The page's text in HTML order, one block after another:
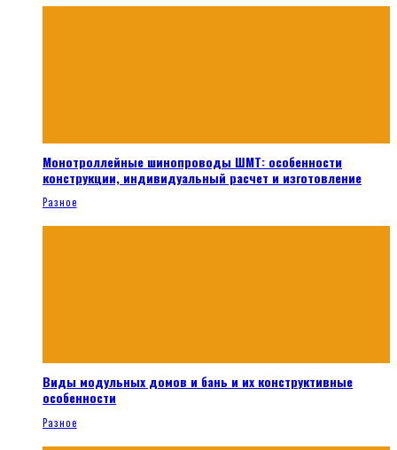
Монотроллейные шинопроводы ШМТ: особенности
конструкции, индивидуальный расчет и изготовление
Разное
Виды модульных домов и бань и их конструктивные
особенности
Разное